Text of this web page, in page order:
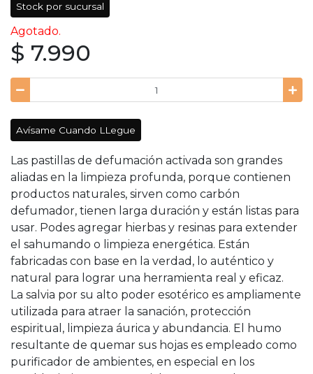
Stock por sucursal
Agotado.
$ 7.990
Avísame Cuando LLegue
Las pastillas de defumación activada son grandes
aliadas en la limpieza profunda, porque contienen
productos naturales, sirven como carbón
defumador, tienen larga duración y están listas para
usar. Podes agregar hierbas y resinas para extender
el sahumando o limpieza energética. Están
fabricadas con base en la verdad, lo auténtico y
natural para lograr una herramienta real y eficaz.
La salvia por su alto poder esotérico es ampliamente
utilizada para atraer la sanación, protección
espiritual, limpieza áurica y abundancia. El humo
resultante de quemar sus hojas es empleado como
purificador de ambientes, en especial en los